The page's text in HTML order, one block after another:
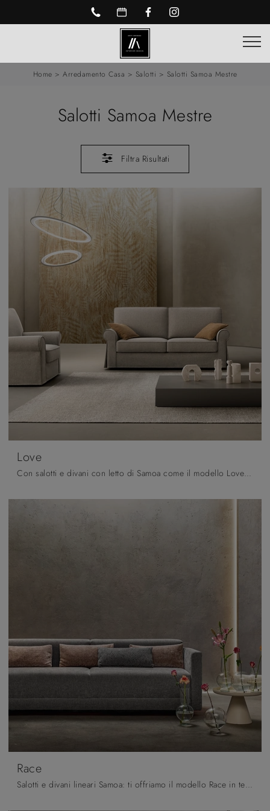
Home > Arredamento Casa > Salotti > Salotti Samoa Mestre
Salotti Samoa Mestre
Filtra Risultati
Love
Con salotti e divani con letto di Samoa come il modello Love in tessuto, potrai ultimare il tuo progetto d'arredo.
Race
Salotti e divani lineari Samoa: ti offriamo il modello Race in tessuto per completare il living.